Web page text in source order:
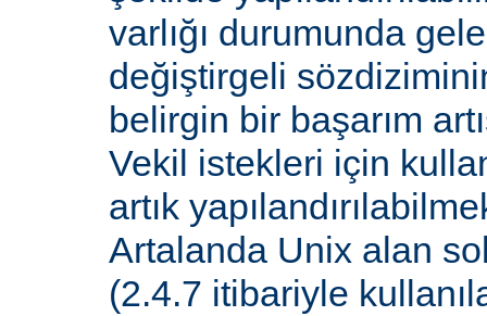
varlığı durumunda
değiştirgeli
belirgin bir başarım
Vekil istekleri için
artık
Artalanda Unix alan
(2.4.7 itibariyle